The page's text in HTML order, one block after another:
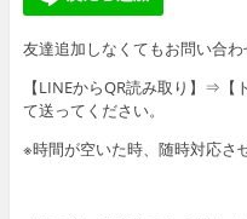
友達追加しなくてもお問い合わ
【LINEからQR読み取り】⇒
て送ってください。
※時間が空いた時、随時対応さ